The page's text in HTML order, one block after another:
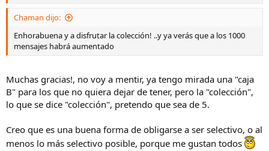
Chaman dijo:
Enhorabuena y a disfrutar la colección! ..y ya verás que a los 1000
mensajes habrá aumentado
Muchas gracias!, no voy a mentir, ya tengo mirada una "caja
B" para los que no quiera dejar de tener, pero la "colección",
lo que se dice "colección", pretendo que sea de 5.
Creo que es una buena forma de obligarse a ser selectivo, o al
menos lo más selectivo posible, porque me gustan todos